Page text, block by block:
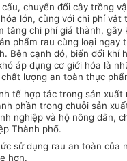
chuyển đổi cây trồng
lớn, cùng với chi phí vật
tăng chi phí giá thành, gây
phẩm rau cùng loại ngay
Bên cạnh đó, biến đổi khí
áp dụng cơ giới hóa là
lượng an toàn thực
tế hợp tác trong sản xuất
phần trong chuỗi sản
nghiệp và hộ nông dân,
Thành phố.
sử dụng rau an toàn của
hơn.